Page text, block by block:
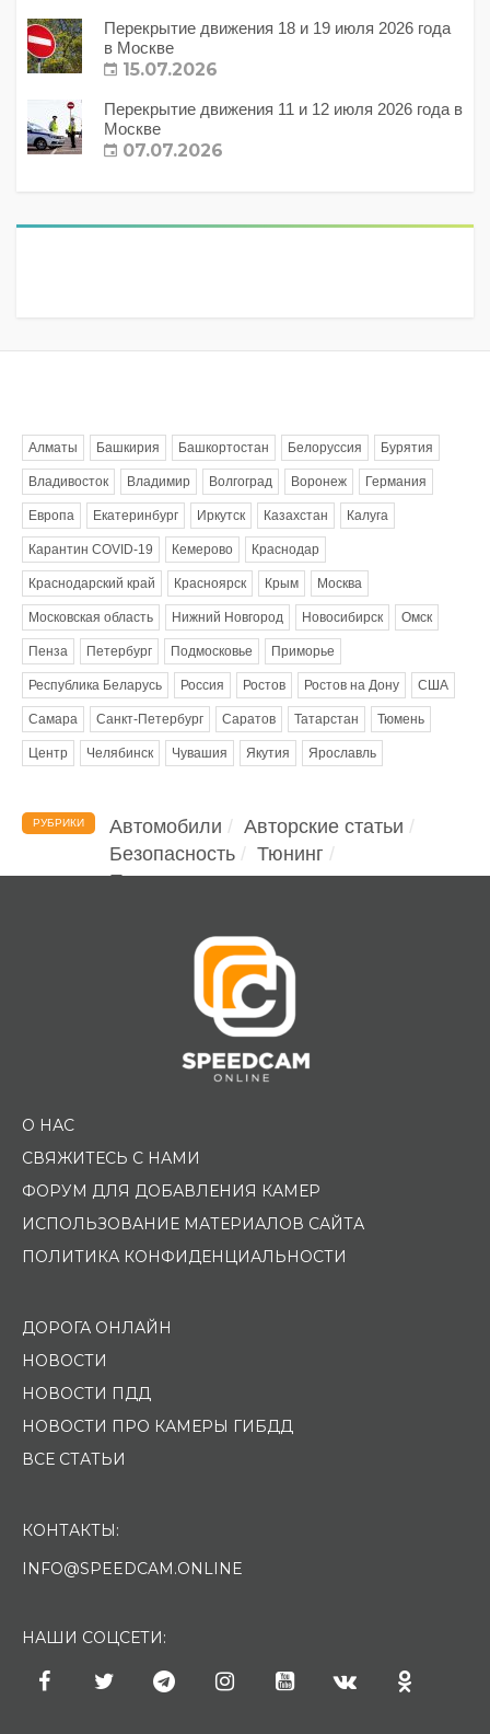
Перекрытие движения 18 и 19 июля 2026 года
в Москве
15.07.2026
Перекрытие движения 11 и 12 июля 2026 года в
Москве
07.07.2026
Алматы Башкирия Башкортостан Белоруссия Бурятия
Владивосток Владимир Волгоград Воронеж Германия
Европа Екатеринбург Иркутск Казахстан Калуга
Карантин COVID-19 Кемерово Краснодар
Краснодарский край Красноярск Крым Москва
Московская область Нижний Новгород Новосибирск Омск
Пенза Петербург Подмосковье Приморье
Республика Беларусь Россия Ростов Ростов на Дону США
Самара Санкт-Петербург Саратов Татарстан Тюмень
Центр Челябинск Чувашия Якутия Ярославль
РУБРИКИ Автомобили
Авторские статьи
Безопасность
Тюнинг
Помощь водителю
О НАС
СВЯЖИТЕСЬ С НАМИ
ФОРУМ ДЛЯ ДОБАВЛЕНИЯ КАМЕР
ИСПОЛЬЗОВАНИЕ МАТЕРИАЛОВ САЙТА
ПОЛИТИКА КОНФИДЕНЦИАЛЬНОСТИ
ДОРОГА ОНЛАЙН
НОВОСТИ
НОВОСТИ ПДД
НОВОСТИ ПРО КАМЕРЫ ГИБДД
ВСЕ СТАТЬИ
КОНТАКТЫ:
INFO@SPEEDCAM.ONLINE
НАШИ СОЦСЕТИ: